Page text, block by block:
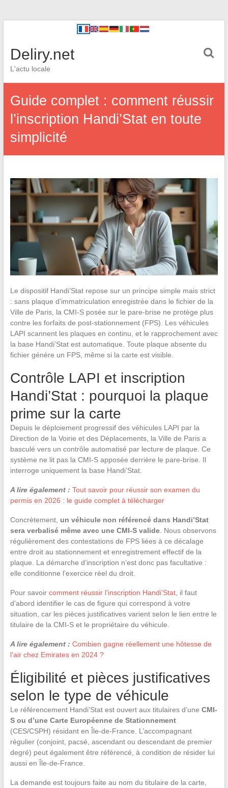
Deliry.net
L'actu locale
Guide complet : comment réussir
l’inscription Handi’Stat en toute
simplicité
Le dispositif Handi’Stat repose sur un principe simple mais strict
: sans plaque d’immatriculation enregistrée dans le fichier de la
Ville de Paris, la CMI-S posée sur le pare-brise ne protège plus
contre les forfaits de post-stationnement (FPS). Les véhicules
LAPI scannent les plaques en continu, et le rapprochement avec
la base Handi’Stat est automatique. Toute plaque absente du
fichier génère un FPS, même si la carte est visible.
Contrôle LAPI et inscription
Handi’Stat : pourquoi la plaque
prime sur la carte
Depuis le déploiement progressif des véhicules LAPI par la
Direction de la Voirie et des Déplacements, la Ville de Paris a
basculé vers un contrôle automatisé par lecture de plaque. Ce
système ne lit pas la CMI-S apposée derrière le pare-brise. Il
interroge uniquement la base Handi’Stat.
A lire également : Tout savoir pour réussir son examen du
permis en 2026 : le guide complet à télécharger
Concrètement, un véhicule non référencé dans Handi’Stat
sera verbalisé même avec une CMI-S valide. Nous observons
régulièrement des contestations de FPS liées à ce décalage
entre droit au stationnement et enregistrement effectif de la
plaque. La démarche d’inscription n’est donc pas facultative :
elle conditionne l’exercice réel du droit.
Pour savoir comment réussir l’inscription Handi’Stat, il faut
d’abord identifier le cas de figure qui correspond à votre
situation, car les pièces justificatives varient selon le lien entre le
titulaire de la CMI-S et le propriétaire du véhicule.
A lire également : Combien gagne réellement une hôtesse de
l'air chez Emirates en 2024 ?
Éligibilité et pièces justificatives
selon le type de véhicule
Le référencement Handi’Stat est ouvert aux titulaires d’une CMI-
S ou d’une Carte Européenne de Stationnement
(CES/CSPH) résidant en Île-de-France. L’accompagnant
régulier (conjoint, pacsé, ascendant ou descendant de premier
degré) peut également être référencé, à condition de résider lui
aussi en Île-de-France.
La demande est toujours faite au nom du titulaire de la carte,